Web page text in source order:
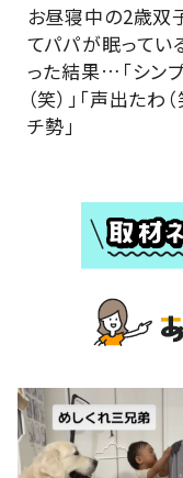
お昼寝中の2歳双
てパパが眠ってい
った結果…「シン
（笑）」「声出たわ
チ勢」